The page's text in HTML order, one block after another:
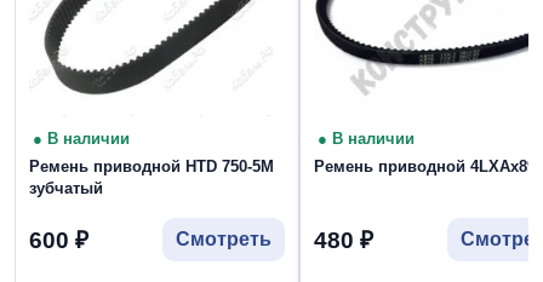
● В наличии
Ремень приводной HTD 750-5M
зубчатый
600 ₽ Смотреть
● В наличии
Ремень приводной
480 ₽